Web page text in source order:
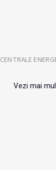
CENTRALE
Vezi mai